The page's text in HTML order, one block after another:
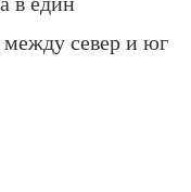
между север и юг